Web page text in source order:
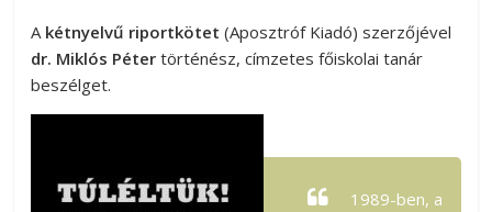
A kétnyelvű riportkötet (Aposztróf Kiadó) szerzőjével
dr. Miklós Péter történész, címzetes főiskolai tanár
beszélget.
1989-ben, a